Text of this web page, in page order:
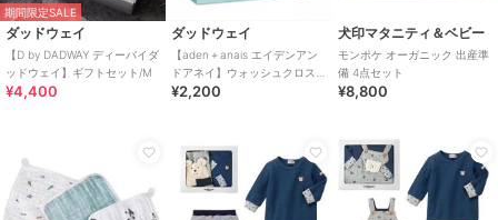
期間限定SALE
ダッドウェイ
【D by DADWAY ディーバイダ
ッドウェイ】ギフトセット/M
¥4,400
ダッドウェイ
【aden＋anais エイデンアン
ドアネイ】ウォッシュクロス/3
枚
¥2,200
犬印マタニティ＆ベビー
モンポケ オーガニック 出産準
備 4点セット
¥8,800